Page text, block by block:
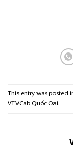
This entry was posted
VTVCab Quốc Oai.